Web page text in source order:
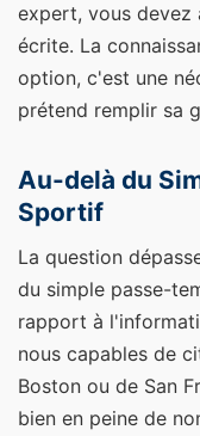
expert, vous devez
écrite. La
option, c'est une
prétend remplir sa
Au-delà du
Sportif
La question
du simple passe-
rapport à
nous capables de
Boston ou de San
bien en peine de